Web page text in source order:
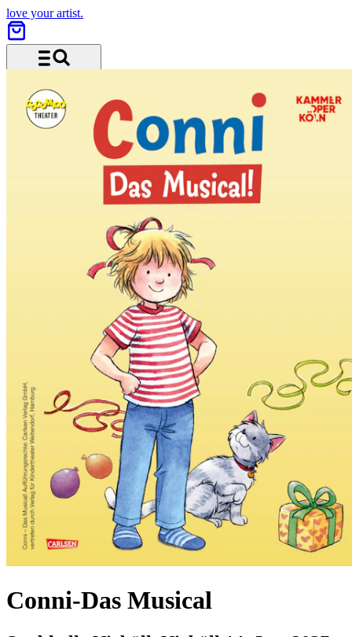
love your artist.
Conni-Das Musical